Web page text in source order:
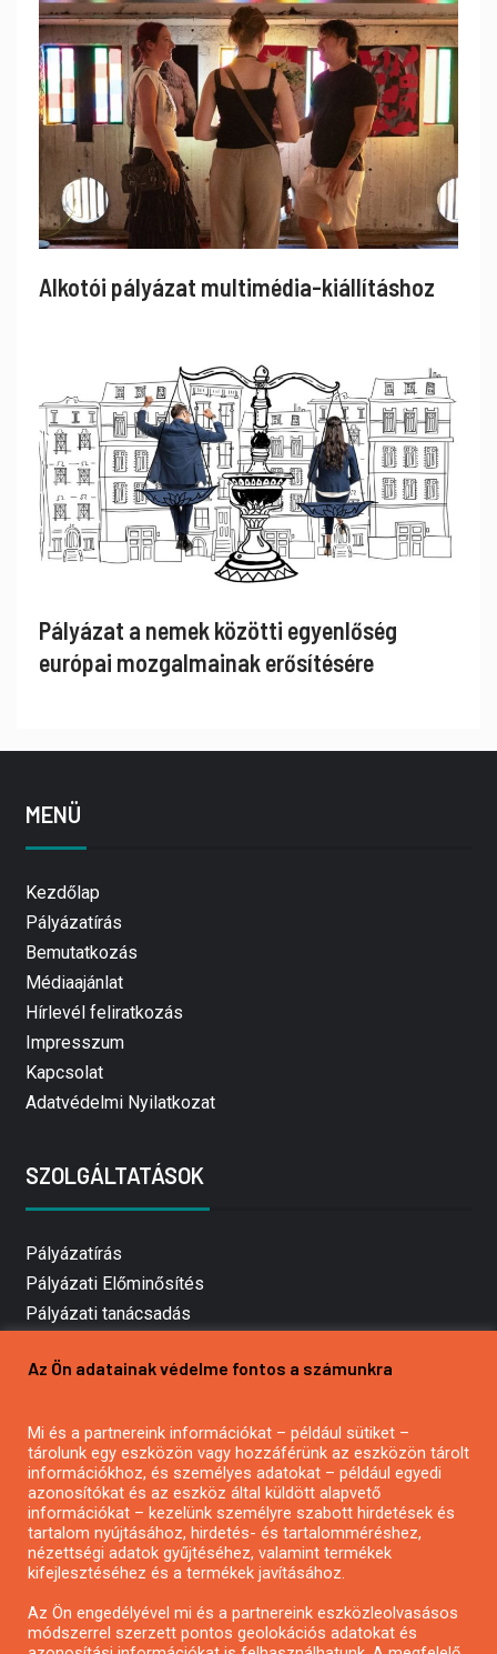
Alkotói pályázat multimédia-kiállításhoz
Pályázat a nemek közötti egyenlőség
európai mozgalmainak erősítésére
MENÜ
Kezdőlap
Pályázatírás
Bemutatkozás
Médiaajánlat
Hírlevél feliratkozás
Impresszum
Kapcsolat
Adatvédelmi Nyilatkozat
SZOLGÁLTATÁSOK
Pályázatírás
Pályázati Előminősítés
Pályázati tanácsadás
Mezőgazdasági pályázatírás
Pályázatírás civil szervezeteknek
Pályázatírás önkormányzatoknak
Pályázatfigyelés
Specifikus pályázatfigyelés vagy hírlevél
Az Ön adatainak védelme fontos a számunkra
Mi és a partnereink információkat – például sütiket –
tárolunk egy eszközön vagy hozzáférünk az eszközön tárolt
információkhoz, és személyes adatokat – például egyedi
azonosítókat és az eszköz által küldött alapvető
információkat – kezelünk személyre szabott hirdetések és
tartalom nyújtásához, hirdetés- és tartalomméréshez,
nézettségi adatok gyűjtéséhez, valamint termékek
kifejlesztéséhez és a termékek javításához.
Az Ön engedélyével mi és a partnereink eszközleolvasásos
módszerrel szerzett pontos geolokációs adatokat és